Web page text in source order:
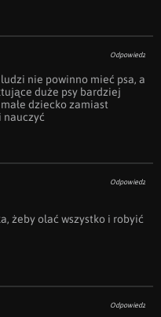
Odpowiedz
nie powinno mieć psa, a
duże psy bardziej
dziecko zamiast
nauczyć
Odpowiedz
żeby olać wszystko i robyić
Odpowiedz